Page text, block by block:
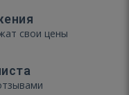
свои цены